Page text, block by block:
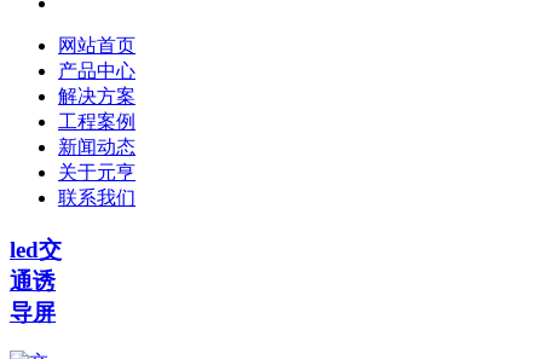
网站首页
产品中心
解决方案
工程案例
新闻动态
关于元亨
联系我们
led交
通诱
导屏